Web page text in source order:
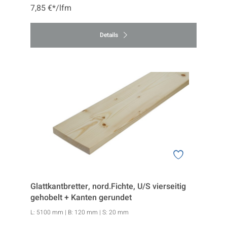
7,85 €*/lfm
Details
Glattkantbretter, nord.Fichte, U/S vierseitig
gehobelt + Kanten gerundet
L: 5100 mm | B: 120 mm | S: 20 mm